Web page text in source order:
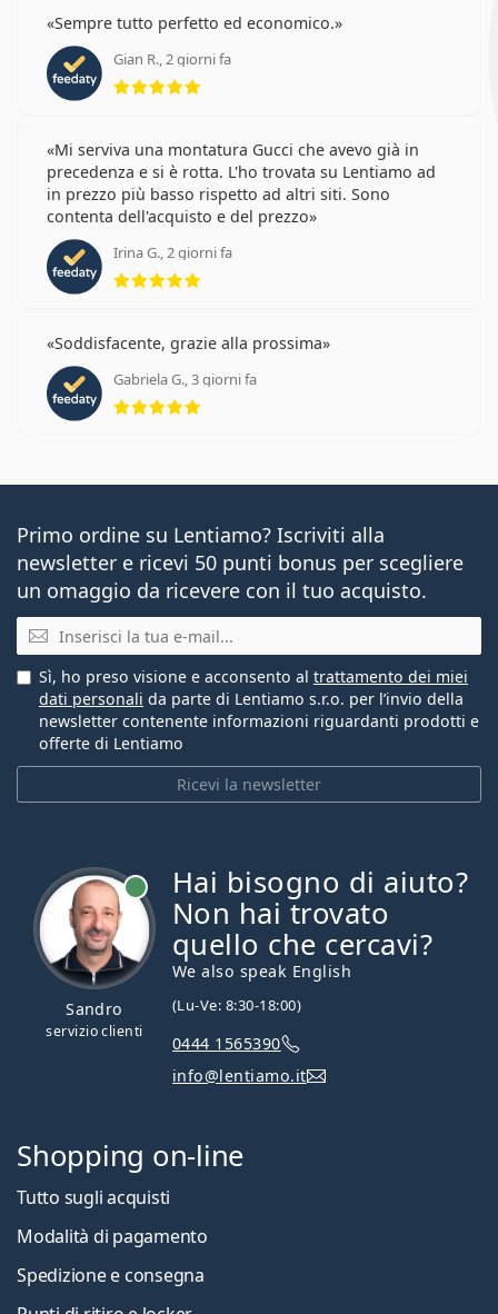
Sempre tutto perfetto ed economico.
Gian R., 2 giorni fa
Mi serviva una montatura Gucci che avevo già in
precedenza e si è rotta. L'ho trovata su Lentiamo ad
in prezzo più basso rispetto ad altri siti. Sono
contenta dell'acquisto e del prezzo
Irina G., 2 giorni fa
Soddisfacente, grazie alla prossima
Gabriela G., 3 giorni fa
valutazione 5 di 5
Primo ordine su Lentiamo? Iscriviti alla
newsletter e ricevi 50 punti bonus per scegliere
un omaggio da ricevere con il tuo acquisto.
E-mail
Ricevi la newsletter
Sì, ho preso visione e acconsento al trattamento dei miei
dati personali da parte di Lentiamo s.r.o. per l’invio della
newsletter contenente informazioni riguardanti prodotti e
offerte di Lentiamo
Sandro
servizio clienti
Hai bisogno di aiuto?
Non hai trovato
quello che cercavi?
We also speak English
(Lu-Ve: 8:30-18:00)
0444 1565390
info@lentiamo.it
Shopping on-line
Tutto sugli acquisti
Modalità di pagamento
Spedizione e consegna